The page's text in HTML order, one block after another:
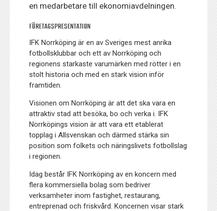
en medarbetare till ekonomiavdelningen.
FÖRETAGSPRESENTATION
IFK Norrköping är en av Sveriges mest anrika
fotbollsklubbar och ett av Norrköping och
regionens starkaste varumärken med rötter i en
stolt historia och med en stark vision inför
framtiden.
Visionen om Norrköping är att det ska vara en
attraktiv stad att besöka, bo och verka i. IFK
Norrköpings vision är att vara ett etablerat
topplag i Allsvenskan och därmed stärka sin
position som folkets och näringslivets fotbollslag
i regionen.
Idag består IFK Norrköping av en koncern med
flera kommersiella bolag som bedriver
verksamheter inom fastighet, restaurang,
entreprenad och friskvård. Koncernen visar stark